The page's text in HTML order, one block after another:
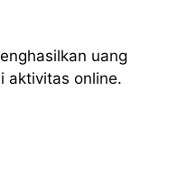
uang
aktivitas online.